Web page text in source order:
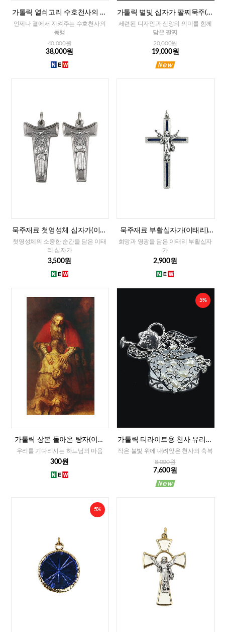
가톨릭 열쇠고리 수호천사의 축
복(프랑스)
언제나 곁에서 지켜주는 수호천사의
동행
40,000원
38,000원
가톨릭 별빛 십자가 팔찌묵주(로
즈골드)
세련된 디자인과 신앙의 의미를 함께
담은 팔찌
20,000원
19,000원
묵주재료 첫영성체 십자가(이태
리)-남자,여자
첫영성체의 소중한 순간을 담은 이태
리 십자가
3,500원
묵주재료 부활십자가(이태리)-
대
희망과 영광을 담은 이태리 부활십자
가
2,900원
가톨릭 상본 돌아온 탕자(이태
리)
우리를 기다리시는 하느님의 마음
300원
5%
가톨릭 티라이트용 천사 유리홀
더
작은 불빛 위에 내려앉은 천사의 축복
8,000원
7,600원
5%